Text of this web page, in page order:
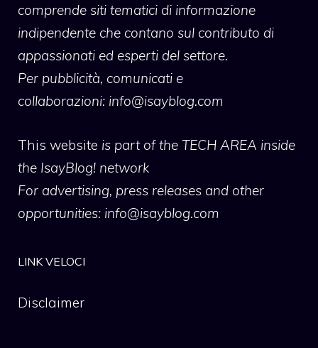
comprende siti tematici di informazione
indipendente che contano sul contributo di
appassionati ed esperti del settore.
Per pubblicità, comunicati e
collaborazioni: info@isayblog.com
This website is part of the TECH AREA inside
the IsayBlog! network
For advertising, press releases and other
opportunities: info@isayblog.com
LINK VELOCI
Disclaimer